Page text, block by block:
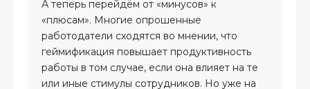
А теперь перейдём от «минусов» к
«плюсам». Многие опрошенные
работодатели сходятся во мнении, что
геймификация повышает продуктивность
работы в том случае, если она влияет на те
или иные стимулы сотрудников. Но уже на